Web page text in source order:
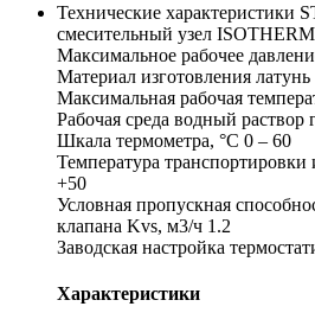
Технические характеристики
смесительный узел ISOTHERM
Максимальное рабочее
Материал изготовления латунь
Максимальная рабочая
Рабочая среда водный раствор
Шкала термометра, °С 0 – 60
Температура
+50
Условная пропускная
клапана Kvs, м3/ч 1.2
Заводская настройка
Характеристики